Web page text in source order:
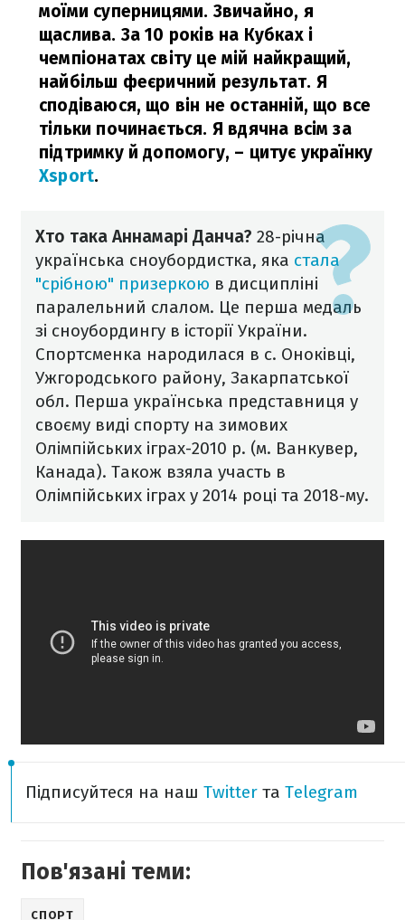
моїми суперницями. Звичайно, я
щаслива. За 10 років на Кубках і
чемпіонатах світу це мій найкращий,
найбільш феєричний результат. Я
сподіваюся, що він не останній, що все
тільки починається. Я вдячна всім за
підтримку й допомогу, – цитує українку
Xsport.
Хто така Аннамарі Данча? 28-річна
українська сноубордистка, яка стала
"срібною" призеркою в дисципліні
паралельний слалом. Це перша медаль
зі сноубордингу в історії України.
Спортсменка народилася в с. Оноківці,
Ужгородського району, Закарпатської
обл. Перша українська представниця у
своєму виді спорту на зимових
Олімпійських іграх-2010 р. (м. Ванкувер,
Канада). Також взяла участь в
Олімпійських іграх у 2014 році та 2018-му.
Підписуйтеся на наш Twitter та Telegram
Пов'язані теми:
СПОРТ